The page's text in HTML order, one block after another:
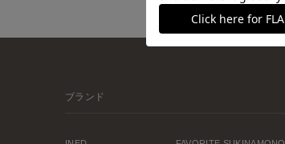
ブランド